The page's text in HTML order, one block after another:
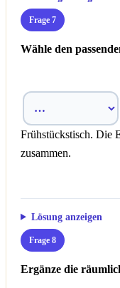
Frage 7
Wähle den
Frühstückstisch. Die
zusammen.
Lösung anzeigen
Frage 8
Ergänze die